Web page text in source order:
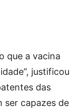
que a vacina
justificou
das
ser capazes de